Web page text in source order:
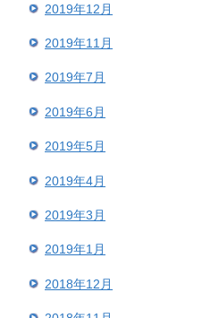
2019年12月
2019年11月
2019年7月
2019年6月
2019年5月
2019年4月
2019年3月
2019年1月
2018年12月